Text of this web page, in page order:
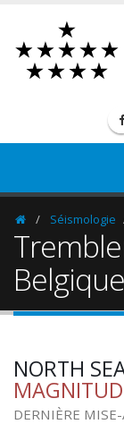
HomepageSéismologie
Belgique
NORTH
DERNIÈRE